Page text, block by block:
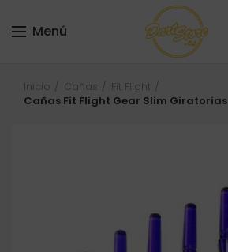
Menú
Inicio Cañas
Fit Flight
Cañas Fit Flight Gear Slim Giratorias